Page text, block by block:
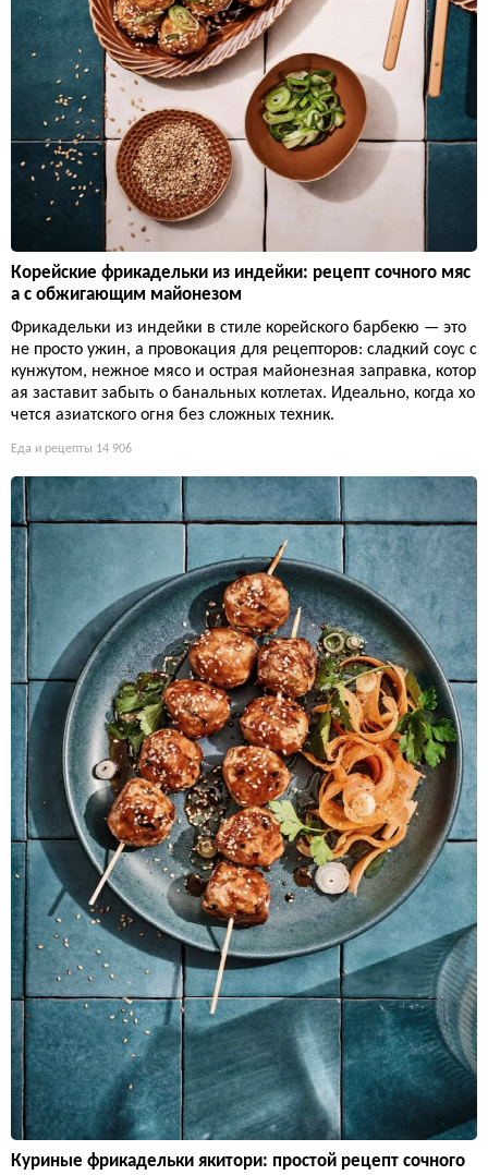
Корейские фрикадельки из индейки: рецепт сочного мяс
а с обжигающим майонезом
Фрикадельки из индейки в стиле корейского барбекю — это
не просто ужин, а провокация для рецепторов: сладкий соус с
кунжутом, нежное мясо и острая майонезная заправка, котор
ая заставит забыть о банальных котлетах. Идеально, когда хо
чется азиатского огня без сложных техник.
Еда и рецепты 14 906
Куриные фрикадельки якитори: простой рецепт сочного